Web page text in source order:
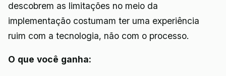
descobrem as limitações no meio da
implementação costumam ter uma experiência
ruim com a tecnologia, não com o processo.
O que você ganha: